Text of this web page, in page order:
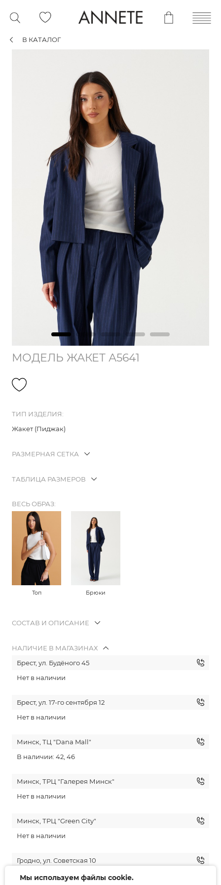
В КАТАЛОГ
МОДЕЛЬ ЖАКЕТ А5641
ТИП ИЗДЕЛИЯ:
Жакет (Пиджак)
РАЗМЕРНАЯ СЕТКА
ТАБЛИЦА РАЗМЕРОВ
ВЕСЬ ОБРАЗ:
Топ Брюки
СОСТАВ И ОПИСАНИЕ
НАЛИЧИЕ В МАГАЗИНАХ
Брест, ул. Будёного 45
Нет в наличии
Брест, ул. 17-го сентября 12
Нет в наличии
Минск, ТЦ "Dana Mall"
В наличии: 42, 46
Минск, ТРЦ "Галерея Минск"
Нет в наличии
Минск, ТРЦ "Green City"
Нет в наличии
Гродно, ул. Советская 10
Нет в наличии
Мы используем файлы cookie.